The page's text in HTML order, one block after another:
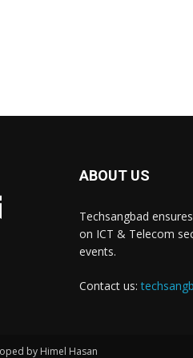
ABOUT US
Techsangbad
on ICT & Telecom
events.
Contact us:
by Himel Hasan